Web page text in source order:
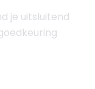
je uitsluitend